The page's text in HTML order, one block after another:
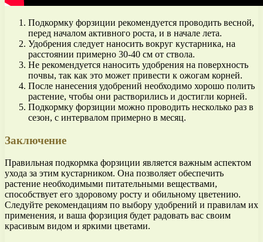
Подкормку форзиции рекомендуется проводить весной,
перед началом активного роста, и в начале лета.
Удобрения следует наносить вокруг кустарника, на
расстоянии примерно 30-40 см от ствола.
Не рекомендуется наносить удобрения на поверхность
почвы, так как это может привести к ожогам корней.
После нанесения удобрений необходимо хорошо полить
растение, чтобы они растворились и достигли корней.
Подкормку форзиции можно проводить несколько раз в
сезон, с интервалом примерно в месяц.
Заключение
Правильная подкормка форзиции является важным аспектом
ухода за этим кустарником. Она позволяет обеспечить
растение необходимыми питательными веществами,
способствует его здоровому росту и обильному цветению.
Следуйте рекомендациям по выбору удобрений и правилам их
применения, и ваша форзиция будет радовать вас своим
красивым видом и яркими цветами.